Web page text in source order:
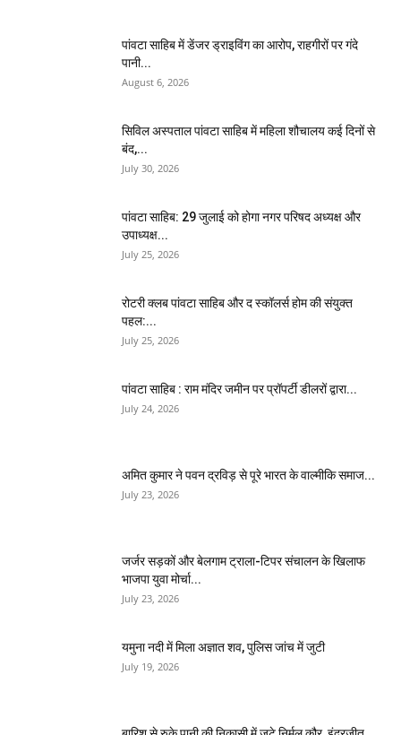
पांवटा साहिब में डेंजर ड्राइविंग का आरोप, राहगीरों पर गंदे
पानी...
August 6, 2026
सिविल अस्पताल पांवटा साहिब में महिला शौचालय कई दिनों से
बंद,...
July 30, 2026
पांवटा साहिब: 29 जुलाई को होगा नगर परिषद अध्यक्ष और
उपाध्यक्ष...
July 25, 2026
​रोटरी क्लब पांवटा साहिब और द स्कॉलर्स होम की संयुक्त
पहल:...
July 25, 2026
पांवटा साहिब : राम मंदिर जमीन पर प्रॉपर्टी डीलरों द्वारा...
July 24, 2026
अमित कुमार ने पवन द्रविड़ से पूरे भारत के वाल्मीकि समाज...
July 23, 2026
जर्जर सड़कों और बेलगाम ट्राला-टिपर संचालन के खिलाफ
भाजपा युवा मोर्चा...
July 23, 2026
यमुना नदी में मिला अज्ञात शव, पुलिस जांच में जुटी
July 19, 2026